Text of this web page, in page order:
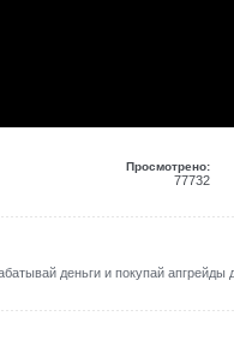
Просмотрено:
77732
деньги и покупай апгрейды